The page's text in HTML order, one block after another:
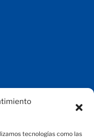
tecnologías como las